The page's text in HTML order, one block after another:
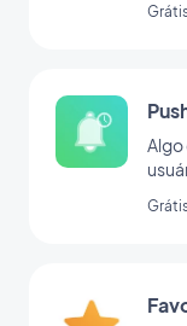
Algo